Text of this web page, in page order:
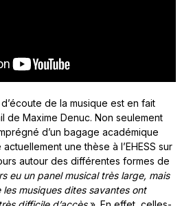
de la musique est en fait
de Maxime Denuc. Non seulement
d’un bagage académique
une thèse à l’EHESS sur
autour des différentes formes de
eu un panel musical très large, mais
musiques dites savantes ont